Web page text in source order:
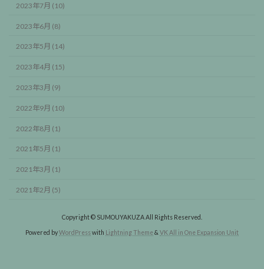
2023年7月 (10)
2023年6月 (8)
2023年5月 (14)
2023年4月 (15)
2023年3月 (9)
2022年9月 (10)
2022年8月 (1)
2021年5月 (1)
2021年3月 (1)
2021年2月 (5)
Copyright © SUMOUYAKUZA All Rights Reserved.
Powered byWordPresswith Lightning Theme& VK All in One Expansion Unit